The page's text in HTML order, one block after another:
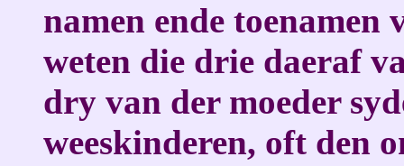
namen ende toenamen
weten die drie daeraf
dry van der moeder
weeskinderen, oft den